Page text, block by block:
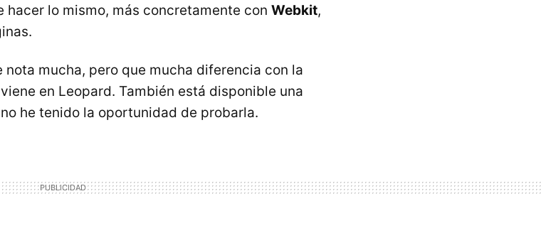
hacer lo mismo, más concretamente con Webkit,
mucha, pero que mucha diferencia con la
en Leopard. También está disponible una
he tenido la oportunidad de probarla.